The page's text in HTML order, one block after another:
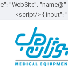
input":